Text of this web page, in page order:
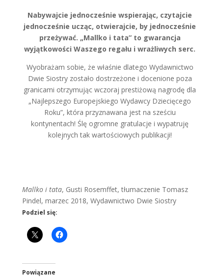
Nabywajcie jednocześnie wspierając, czytajcie
jednocześnie ucząc, otwierajcie, by jednocześnie
przeżywać. „Mallko i tata” to gwarancja
wyjątkowości Waszego regału i wrażliwych serc.
Wyobrażam sobie, że właśnie dlatego Wydawnictwo
Dwie Siostry zostało dostrzeżone i docenione poza
granicami otrzymując wczoraj prestiżową nagrodę dla
„Najlepszego Europejskiego Wydawcy Dziecięcego
Roku”, która przyznawana jest na sześciu
kontynentach! Ślę ogromne gratulacje i wypatruję
kolejnych tak wartościowych publikacji!
Mallko i tata, Gusti Rosemffet, tłumaczenie Tomasz
Pindel, marzec 2018, Wydawnictwo Dwie Siostry
Podziel się:
Powiązane